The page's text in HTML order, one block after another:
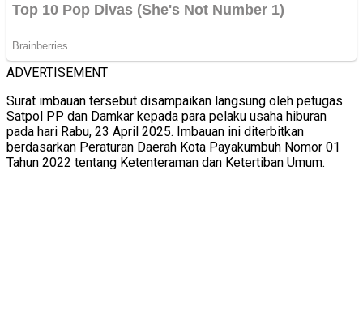
ADVERTISEMENT
Surat imbauan tersebut disampaikan langsung oleh petugas
Satpol PP dan Damkar kepada para pelaku usaha hiburan
pada hari Rabu, 23 April 2025. Imbauan ini diterbitkan
berdasarkan Peraturan Daerah Kota Payakumbuh Nomor 01
Tahun 2022 tentang Ketenteraman dan Ketertiban Umum.